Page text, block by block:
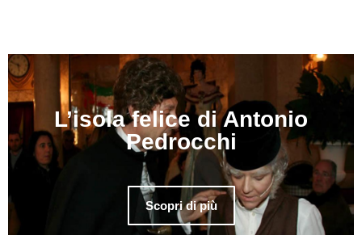
L’isola felice di Antonio
Pedrocchi
Scopri di più